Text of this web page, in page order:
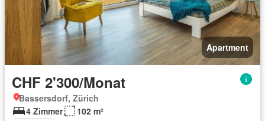
Apartment
CHF 2'300/Monat
Bassersdorf, Zürich
4 Zimmer
102 m²